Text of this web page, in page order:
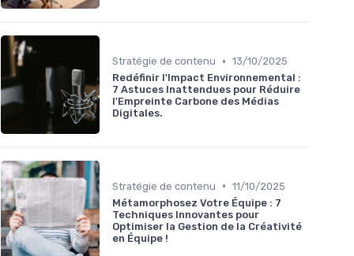
Stratégie de contenu • 13/10/2025
Redéfinir l'Impact Environnemental :
7 Astuces Inattendues pour Réduire
l'Empreinte Carbone des Médias
Digitales.
Stratégie de contenu • 11/10/2025
Métamorphosez Votre Équipe : 7
Techniques Innovantes pour
Optimiser la Gestion de la Créativité
en Équipe !